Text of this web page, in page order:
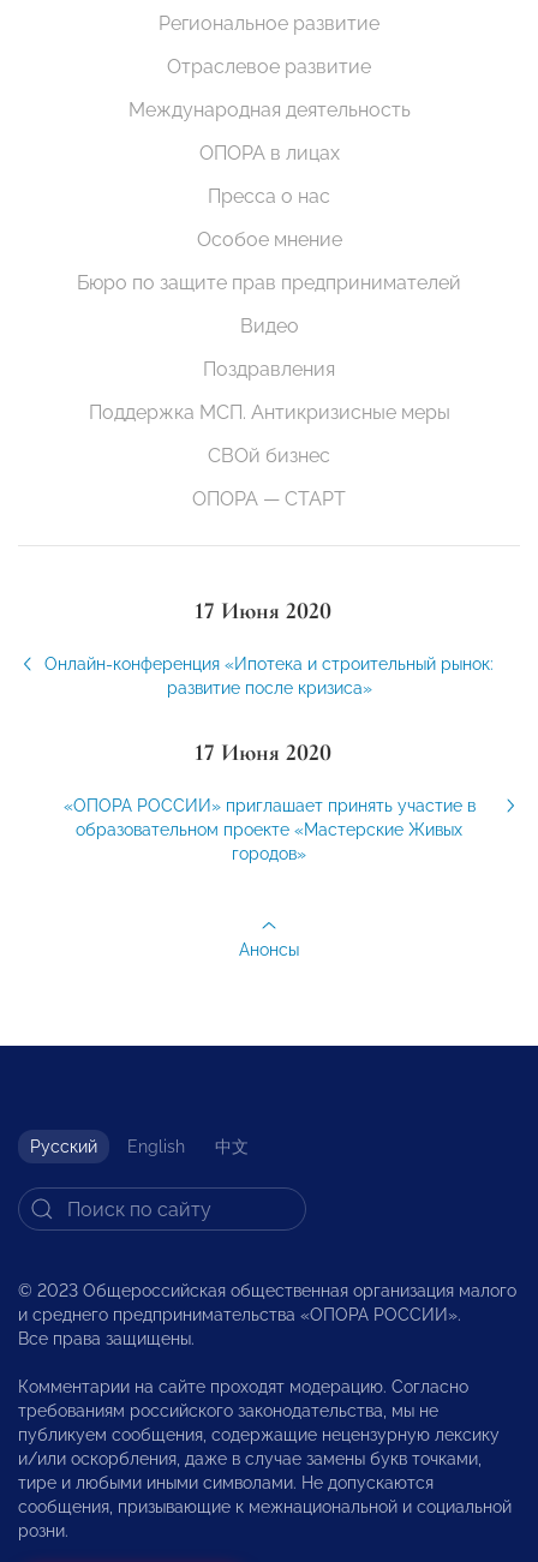
Региональное развитие
Отраслевое развитие
Международная деятельность
ОПОРА в лицах
Пресса о нас
Особое мнение
Бюро по защите прав предпринимателей
Видео
Поздравления
Поддержка МСП. Антикризисные меры
СВОй бизнес
ОПОРА — СТАРТ
17 Июня 2020
Онлайн-конференция «Ипотека и строительный рынок:
развитие после кризиса»
17 Июня 2020
«ОПОРА РОССИИ» приглашает принять участие в
образовательном проекте «Мастерские Живых
городов»
Анонсы
Русский English 中文
© 2023 Общероссийская общественная организация малого
и среднего предпринимательства «ОПОРА РОССИИ».
Все права защищены.
Комментарии на сайте проходят модерацию. Согласно
требованиям российского законодательства, мы не
публикуем сообщения, содержащие нецензурную лексику
и/или оскорбления, даже в случае замены букв точками,
тире и любыми иными символами. Не допускаются
сообщения, призывающие к межнациональной и социальной
розни.